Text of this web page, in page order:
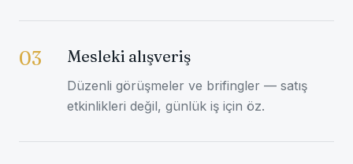
03 Mesleki alışveriş
Düzenli görüşmeler ve brifingler — satış
etkinlikleri değil, günlük iş için öz.